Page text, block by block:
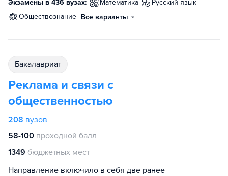
Экзамены в 436 вузах: математика
русский язык
обществознание Все варианты
бакалавриат
Реклама и связи с
общественностью
208 вузов
58-100 проходной балл
1349 бюджетных мест
Направление включило в себя две ранее